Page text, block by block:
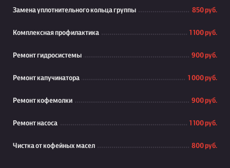
Замена уплотнительного кольца группы 850 руб.
Комплексная профилактика 1 100 руб.
Ремонт гидросистемы 900 руб.
Ремонт капучинатора 1 000 руб.
Ремонт кофемолки 900 руб.
Ремонт насоса 1 100 руб.
Чистка от кофейных масел 800 руб.